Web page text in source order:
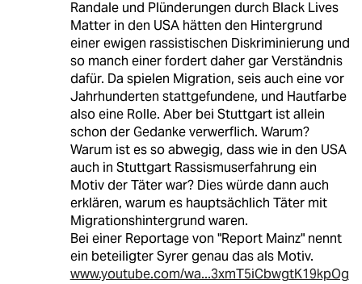
Randale und Plünderungen durch Black Lives
Matter in den USA hätten den Hintergrund
einer ewigen rassistischen Diskriminierung und
so manch einer fordert daher gar Verständnis
dafür. Da spielen Migration, seis auch eine vor
Jahrhunderten stattgefundene, und Hautfarbe
also eine Rolle. Aber bei Stuttgart ist allein
schon der Gedanke verwerflich. Warum?
Warum ist es so abwegig, dass wie in den USA
auch in Stuttgart Rassismuserfahrung ein
Motiv der Täter war? Dies würde dann auch
erklären, warum es hauptsächlich Täter mit
Migrationshintergrund waren.
Bei einer Reportage von "Report Mainz" nennt
ein beteiligter Syrer genau das als Motiv.
www.youtube.com/wa...3xmT5iCbwgtK19kpOg